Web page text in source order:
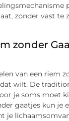
zonder vast te
zonder
van een riem
wilt. De
je soms moet
gaatjes kun je
je